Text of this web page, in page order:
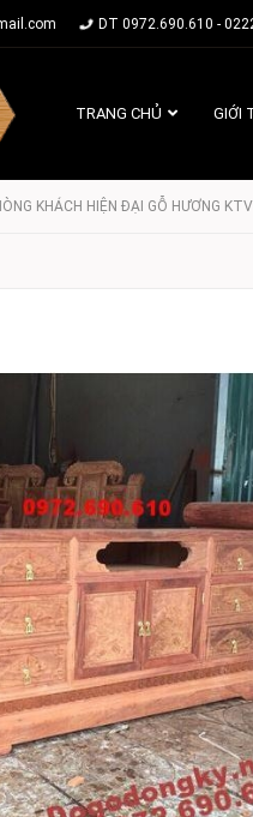
DT 0972.690.610 -
TRANG CHỦ GIỚI
KHÁCH HIỆN ĐẠI GỖ HƯƠNG